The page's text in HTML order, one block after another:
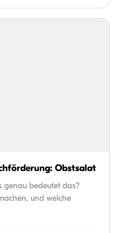
Obstsalat
genau bedeutet das?
und welche